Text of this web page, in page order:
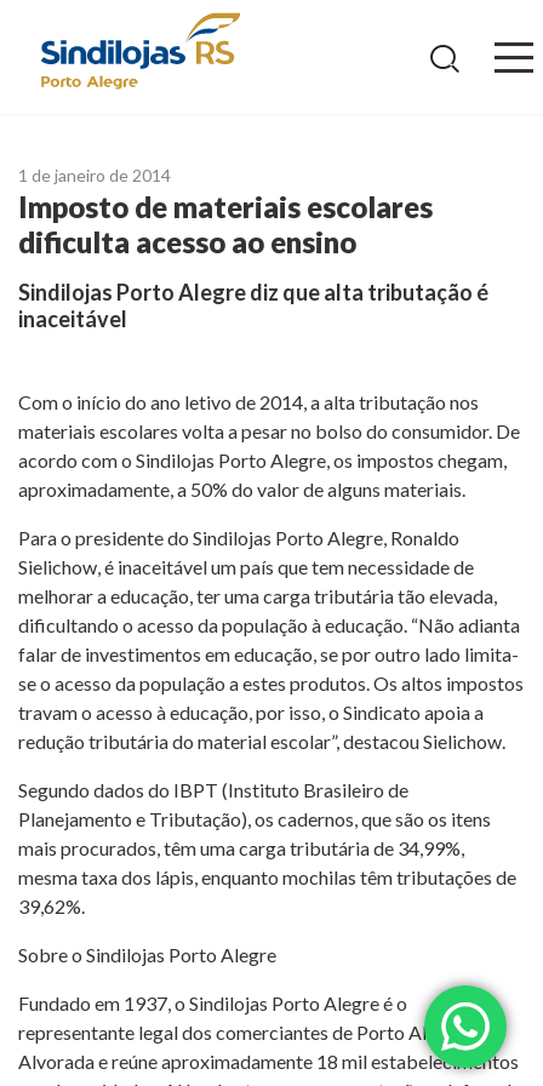
1 de janeiro de 2014
Imposto de materiais escolares
dificulta acesso ao ensino
Sindilojas Porto Alegre diz que alta tributação é
inaceitável
Com o início do ano letivo de 2014, a alta tributação nos
materiais escolares volta a pesar no bolso do consumidor. De
acordo com o Sindilojas Porto Alegre, os impostos chegam,
aproximadamente, a 50% do valor de alguns materiais.
Para o presidente do Sindilojas Porto Alegre, Ronaldo
Sielichow, é inaceitável um país que tem necessidade de
melhorar a educação, ter uma carga tributária tão elevada,
dificultando o acesso da população à educação. “Não adianta
falar de investimentos em educação, se por outro lado limita-
se o acesso da população a estes produtos. Os altos impostos
travam o acesso à educação, por isso, o Sindicato apoia a
redução tributária do material escolar”, destacou Sielichow.
Segundo dados do IBPT (Instituto Brasileiro de
Planejamento e Tributação), os cadernos, que são os itens
mais procurados, têm uma carga tributária de 34,99%,
mesma taxa dos lápis, enquanto mochilas têm tributações de
39,62%.
Sobre o Sindilojas Porto Alegre
Fundado em 1937, o Sindilojas Porto Alegre é o
representante legal dos comerciantes de Porto Alegre e
Alvorada e reúne aproximadamente 18 mil estabelecimentos